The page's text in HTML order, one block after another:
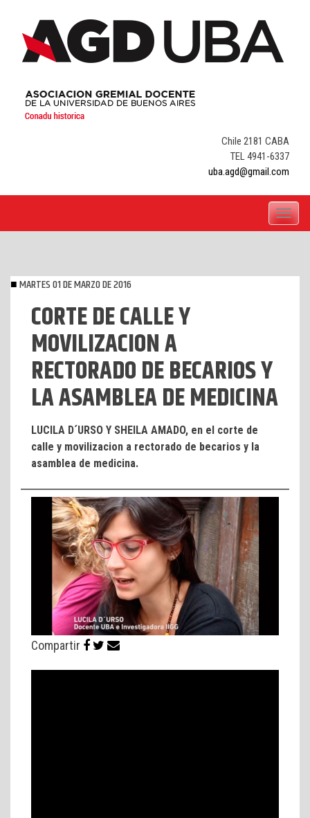
content
Chile 2181 CABA
TEL 4941-6337
uba.agd@gmail.com
Toggle
MARTES 01 DE MARZO DE 2016
CORTE DE CALLE Y
MOVILIZACION A
RECTORADO DE BECARIOS Y
LA ASAMBLEA DE MEDICINA
LUCILA D´URSO Y SHEILA AMADO, en el corte de
calle y movilizacion a rectorado de becarios y la
asamblea de medicina.
Compartir